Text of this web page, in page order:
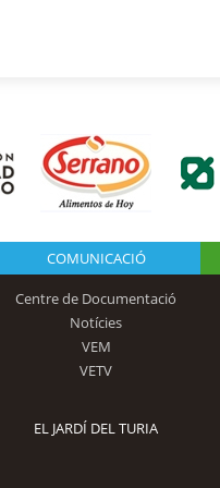
COMUNICACIÓ
Centre de Documentació
Notícies
VEM
VETV
EL JARDÍ DEL TURIA